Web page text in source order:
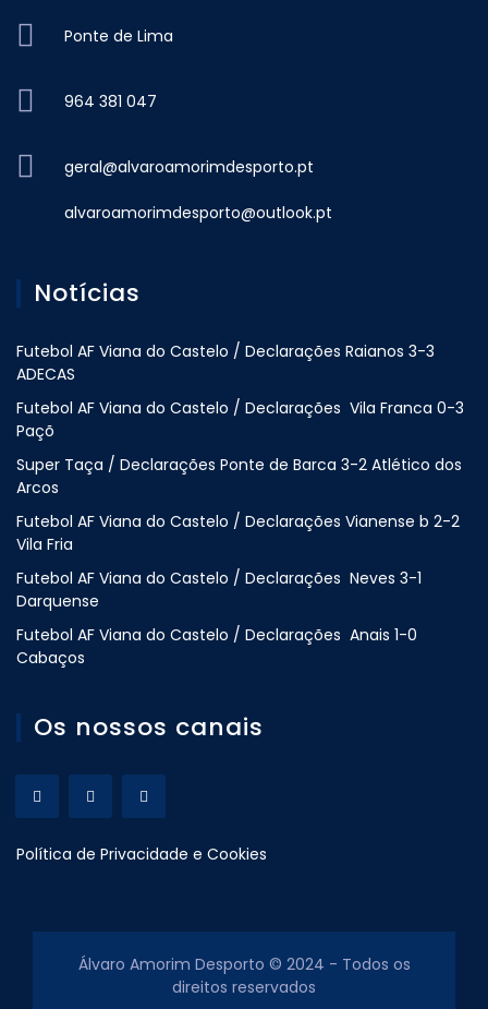
Ponte de Lima
964 381 047
geral@alvaroamorimdesporto.pt
alvaroamorimdesporto@outlook.pt
Notícias
Futebol AF Viana do Castelo / Declarações Raianos 3-3
ADECAS
Futebol AF Viana do Castelo / Declarações Vila Franca 0-3
Paçõ
Super Taça / Declarações Ponte de Barca 3-2 Atlético dos
Arcos
Futebol AF Viana do Castelo / Declarações Vianense b 2-2
Vila Fria
Futebol AF Viana do Castelo / Declarações Neves 3-1
Darquense
Futebol AF Viana do Castelo / Declarações Anais 1-0
Cabaços
Os nossos canais
Política de Privacidade e Cookies
Álvaro Amorim Desporto © 2024 - Todos os
direitos reservados